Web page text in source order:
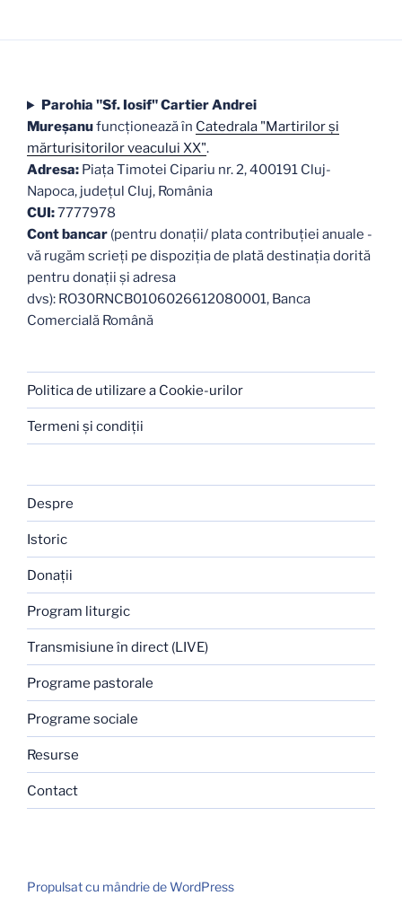
Parohia "Sf. Iosif" Cartier Andrei
Mureşanufuncţionează în Catedrala "Martirilor şi
mărturisitorilor veacului XX".
Adresa: Piaţa Timotei Cipariu nr. 2, 400191 Cluj-
Napoca, judeţul Cluj, România
CUI:7777978
Cont bancar (pentru donații/ plata contribuției anuale -
vă rugăm scrieți pe dispoziția de plată destinația dorită
pentru donații și adresa
dvs): RO30RNCB0106026612080001, Banca
Comercială Română
Politica de utilizare a Cookie-urilor
Termeni şi condiţii
Despre
Istoric
Donaţii
Program liturgic
Transmisiune în direct (LIVE)
Programe pastorale
Programe sociale
Resurse
Contact
Propulsat cu mândrie de WordPress